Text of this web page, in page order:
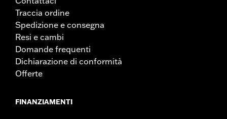
Traccia ordine
Spedizione e consegna
Resi e cambi
Domande frequenti
Dichiarazione di conformità
Offerte
FINANZIAMENTI